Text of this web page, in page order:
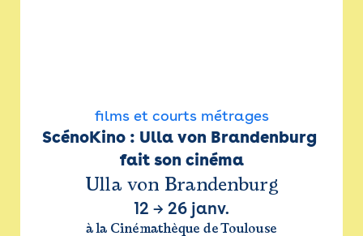
films et courts métrages
ScénoKino : Ulla von Brandenburg
fait son cinéma
Ulla von Brandenburg
12 → 26 janv.
à la Cinémathèque de Toulouse